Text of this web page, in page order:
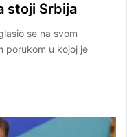
stoji Srbija
se na svom
porukom u kojoj je